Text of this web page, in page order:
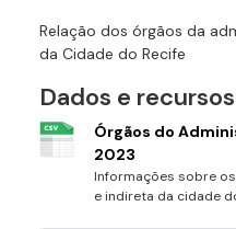
Relação dos órgãos da
da Cidade do Recife
Dados e recursos
Órgãos do
2023
Informações sobre
e indireta da cidade